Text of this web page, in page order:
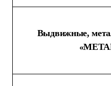
Выдвижные,